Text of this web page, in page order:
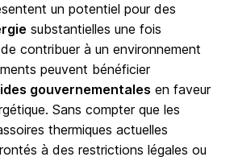
un potentiel pour des
substantielles une fois
contribuer à un environnement
peuvent bénéficier
gouvernementales en faveur
Sans compter que les
thermiques actuelles
à des restrictions légales ou